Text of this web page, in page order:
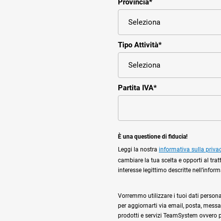
Provincia*
Tipo Attività*
Partita IVA*
È una questione di fiducia!
Leggi la nostra informativa sulla
cambiare la tua scelta e opporti al
interesse legittimo descritte
Vorremmo utilizzare i tuoi dati
per aggiornarti via email, posta,
prodotti e servizi TeamSystem